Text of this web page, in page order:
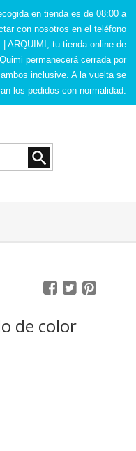
en tienda es de 08:00 a
con nosotros en el teléfono
.| ARQUIMI, tu tienda online de
permanecerá cerrada por
inclusive. A la vuelta se
los pedidos con normalidad.
de color